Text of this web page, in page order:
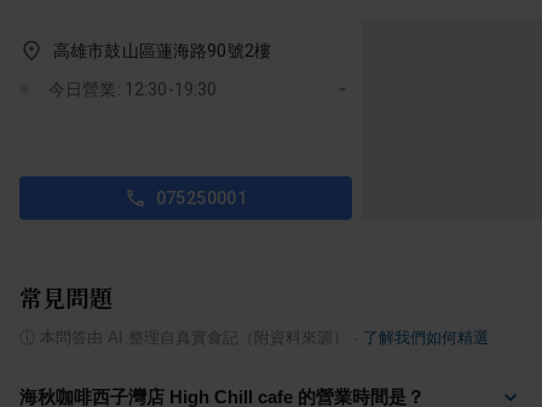
高雄市鼓山區蓮海路90號2樓
今日營業: 12:30-19:30
075250001
常見問題
本問答由 AI 整理自真實食記（附資料來源） 了解我們如何精選
海秋咖啡西子灣店 High Chill cafe 的營業時間是？